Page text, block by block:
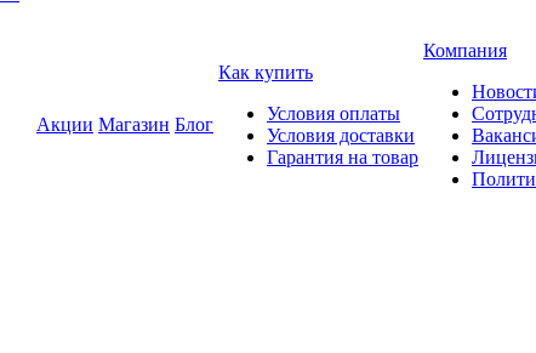
Акции Магазин Блог
Как купить
Условия оплаты
Условия доставки
Гарантия на товар
Компания